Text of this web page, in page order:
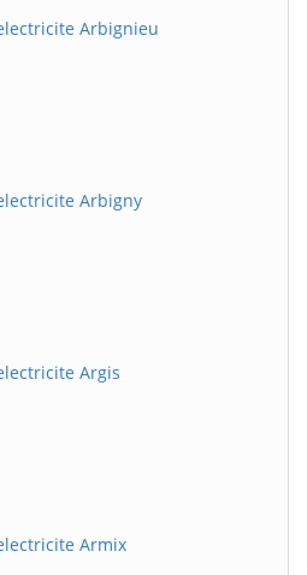
Arbignieu
Arbigny
Argis
Armix